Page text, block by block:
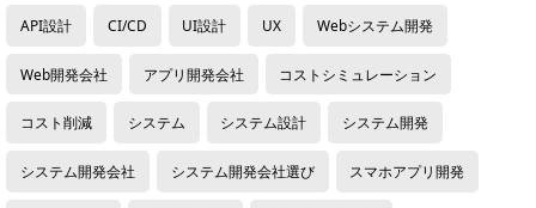
API設計 CI/CD UI設計 UX Webシステム開発
Web開発会社 アプリ開発会社 コストシミュレーション
コスト削減 システム システム設計 システム開発
システム開発会社 システム開発会社選び スマホアプリ開発